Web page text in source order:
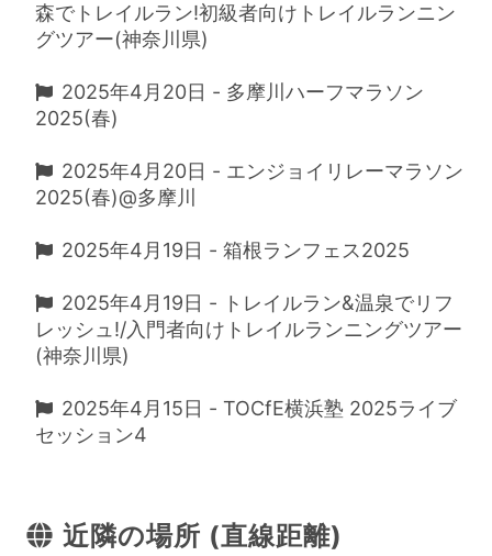
森でトレイルラン!初級者向けトレイルランニン
グツアー(神奈川県)
2025年4月20日 - 多摩川ハーフマラソン
2025(春)
2025年4月20日 - エンジョイリレーマラソン
2025(春)@多摩川
2025年4月19日 - 箱根ランフェス2025
2025年4月19日 - トレイルラン&温泉でリフ
レッシュ!/入門者向けトレイルランニングツアー
(神奈川県)
2025年4月15日 - TOCfE横浜塾 2025ライブ
セッション4
近隣の場所 (直線距離)